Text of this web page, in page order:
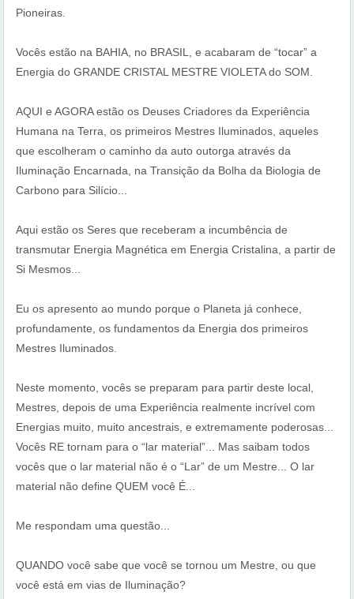
Pioneiras.
Vocês estão na BAHIA, no BRASIL, e acabaram de “tocar” a
Energia do GRANDE CRISTAL MESTRE VIOLETA do SOM.
AQUI e AGORA estão os Deuses Criadores da Experiência
Humana na Terra, os primeiros Mestres Iluminados, aqueles
que escolheram o caminho da auto outorga através da
Iluminação Encarnada, na Transição da Bolha da Biologia de
Carbono para Silício...
Aqui estão os Seres que receberam a incumbência de
transmutar Energia Magnética em Energia Cristalina, a partir de
Si Mesmos...
Eu os apresento ao mundo porque o Planeta já conhece,
profundamente, os fundamentos da Energia dos primeiros
Mestres Iluminados.
Neste momento, vocês se preparam para partir deste local,
Mestres, depois de uma Experiência realmente incrível com
Energias muito, muito ancestrais, e extremamente poderosas...
Vocês RE tornam para o “lar material”... Mas saibam todos
vocês que o lar material não é o “Lar” de um Mestre... O lar
material não define QUEM você É...
Me respondam uma questão...
QUANDO você sabe que você se tornou um Mestre, ou que
você está em vias de Iluminação?